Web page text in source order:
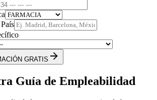
GRATIS
Guía de Empleabilidad